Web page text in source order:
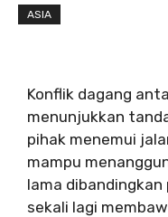
ASIA
Konflik dagang
menunjukkan
pihak menemui
mampu
lama dibandingkan
sekali lagi